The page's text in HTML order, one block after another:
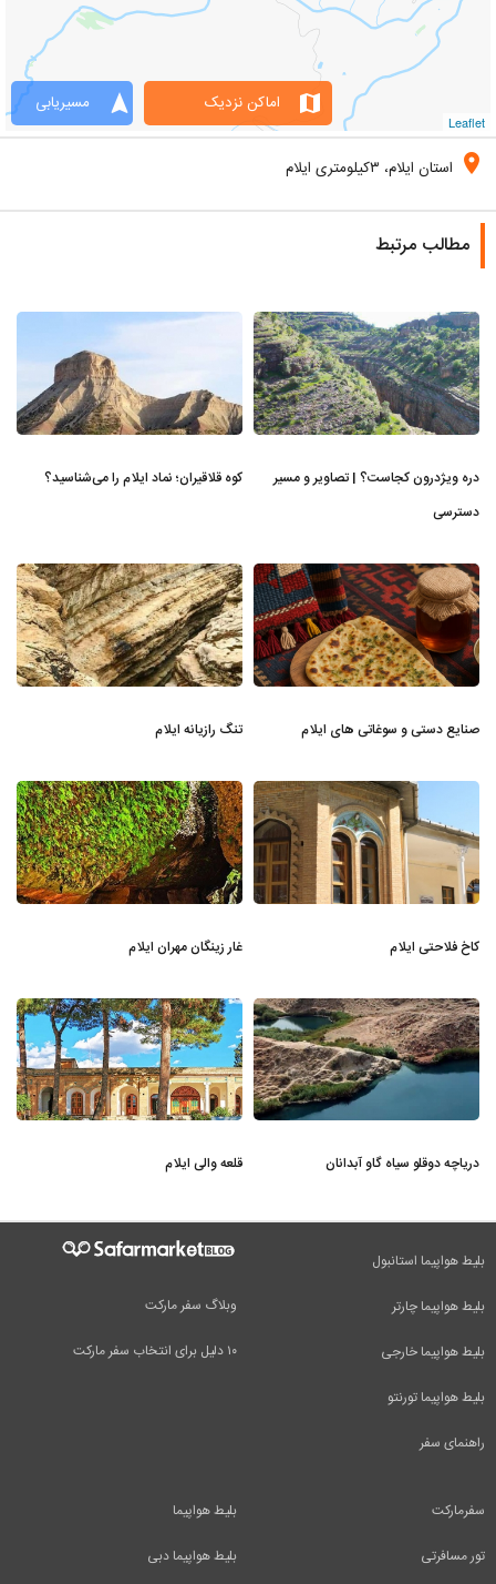
Leaflet
navigation مسیریابی map اماکن نزدیک
location_on استان ایلام، ۳کیلومتری ایلام
مطالب مرتبط
دره ویژدرون کجاست؟ | تصاویر و مسیر
دسترسی
کوه قلاقیران؛ نماد ایلام را می‌شناسید؟
صنایع دستی و سوغاتی های ایلام تنگ رازیانه ایلام
کاخ فلاحتی ایلام غار زینگان مهران ایلام
دریاچه دوقلو سیاه گاو آبدانان قلعه والی ایلام
وبلاگ سفر مارکت
۱۰ دلیل برای انتخاب سفر مارکت
بلیط هواپیما استانبول
بلیط هواپیما چارتر
بلیط هواپیما خارجی
بلیط هواپیما تورنتو
راهنمای سفر
بلیط هواپیما
بلیط هواپیما دبی
سفرمارکت
تور مسافرتی